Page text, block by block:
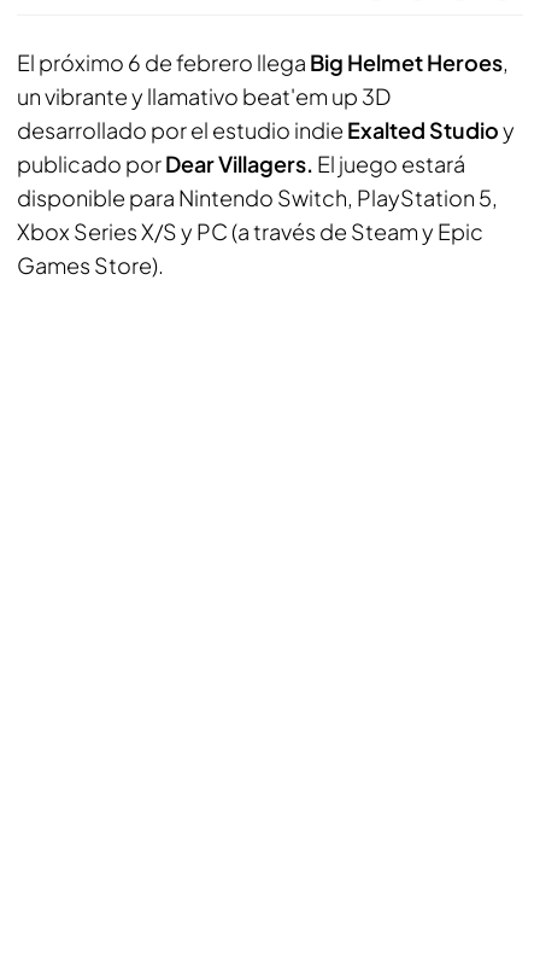
El próximo 6 de febrero llega Big Helmet Heroes,
un vibrante y llamativo beat'em up 3D
desarrollado por el estudio indie Exalted Studioy
publicado porDear Villagers. El juego estará
disponible para Nintendo Switch, PlayStation 5,
Xbox Series X/S y PC (a través de Steam y Epic
Games Store).